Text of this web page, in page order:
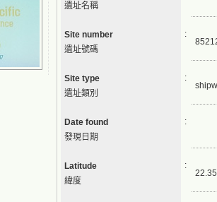
遺址名稱
Site number
遺址號碼
:
Site type
遺址類別
:
Date found
發現日期
:
Latitude
緯度
:
22.35